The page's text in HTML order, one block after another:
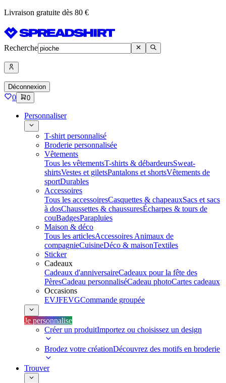
Livraison gratuite dès 80 €
Recherche
Déconnexion
0 0
Personnaliser
T-shirt personnalisé
Broderie personnalisée
Vêtements
Tous les vêtementsT-shirts & débardeursSweat-
shirtsVestes et giletsPantalons et shortsVêtements de
sportDurables
Accessoires
Tous les accessoiresCasquettes & chapeauxSacs et sacs
à dosChaussettes & chaussuresÉcharpes & tours de
couBadgesParapluies
Maison & déco
Tous les articlesAccessoires Animaux de
compagnieCuisineDéco & maisonTextiles
Sticker
Cadeaux
Cadeaux d'anniversaireCadeaux pour la fête des
PèresCadeau personnaliséCadeau photoCartes cadeaux
Occasions
EVJFEVGCommande groupée
Je personnalise
Créer un produitImportez ou choisissez un design
Brodez votre créationDécouvrez des motifs en broderie
Trouver